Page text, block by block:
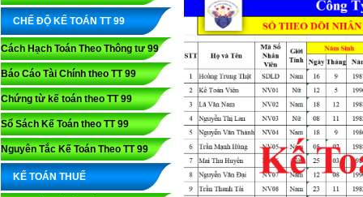
CHẾ ĐỘ KẾ TOÁN TT 99
Cách Hạch Toán Theo Thông tư 99
Báo Cáo Tài Chính theo TT 99
Chứng từ kế toán theo TT 99
Sổ Sách Kế Toán theo TT 99
Nguyên Tắc Kế Toán Theo TT 99
KẾ TOÁN THUẾ